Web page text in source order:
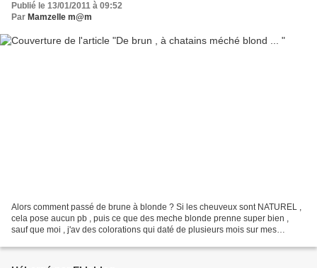
Publié le 13/01/2011 à 09:52
Par Mamzelle m@m
Alors comment passé de brune à blonde ? Si les cheuveux sont NATUREL ,
cela pose aucun pb , puis ce que des meche blonde prenne super bien ,
sauf que moi , j'av des colorations qui daté de plusieurs mois sur mes